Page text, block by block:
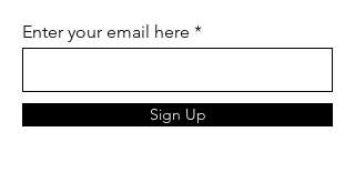
Enter your email here
Sign Up